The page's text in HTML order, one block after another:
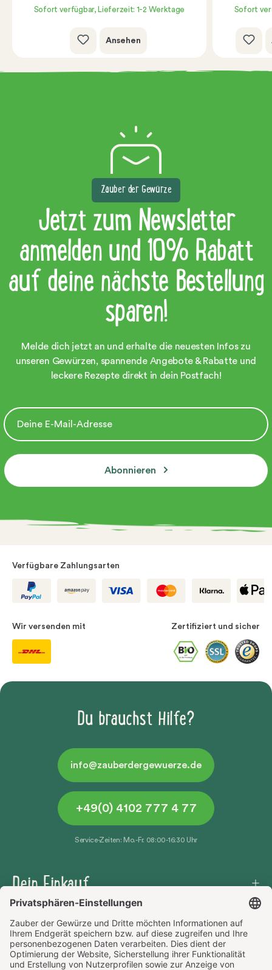
Sofort verfügbar, Lieferzeit: 1-2 Werktage
Ansehen
Sofort
Zauber der Gewürze
Jetzt zum Newsletter
anmelden und 10% Rabatt
auf deine nächste Bestellung
sparen!
Melde dich jetzt an und erhalte die neuesten Infos zu
unseren Gewürzen, spannende Angebote & Rabatte und
leckere Rezepte direkt in dein Postfach!
Abonnieren
Verfügbare Zahlungsarten
Wir versenden mit Zertifiziert und sicher
Du brauchst Hilfe?
info@zauberdergewuerze.de
+49(0) 4102 777 4 77
Service-Zeiten: Mo.-Fr. 08:00-16:30 Uhr
Dein Einkauf
Häufige Fragen